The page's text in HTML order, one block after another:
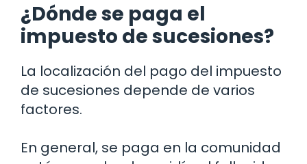
¿Dónde se paga el
impuesto de sucesiones?
La localización del pago del impuesto
de sucesiones depende de varios
factores.
En general, se paga en la comunidad